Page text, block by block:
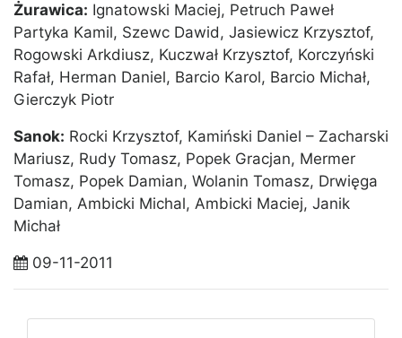
Żurawica: Ignatowski Maciej, Petruch Paweł
Partyka Kamil, Szewc Dawid, Jasiewicz Krzysztof,
Rogowski Arkdiusz, Kuczwał Krzysztof, Korczyński
Rafał, Herman Daniel, Barcio Karol, Barcio Michał,
Gierczyk Piotr
Sanok: Rocki Krzysztof, Kamiński Daniel – Zacharski
Mariusz, Rudy Tomasz, Popek Gracjan, Mermer
Tomasz, Popek Damian, Wolanin Tomasz, Drwięga
Damian, Ambicki Michal, Ambicki Maciej, Janik
Michał
09-11-2011